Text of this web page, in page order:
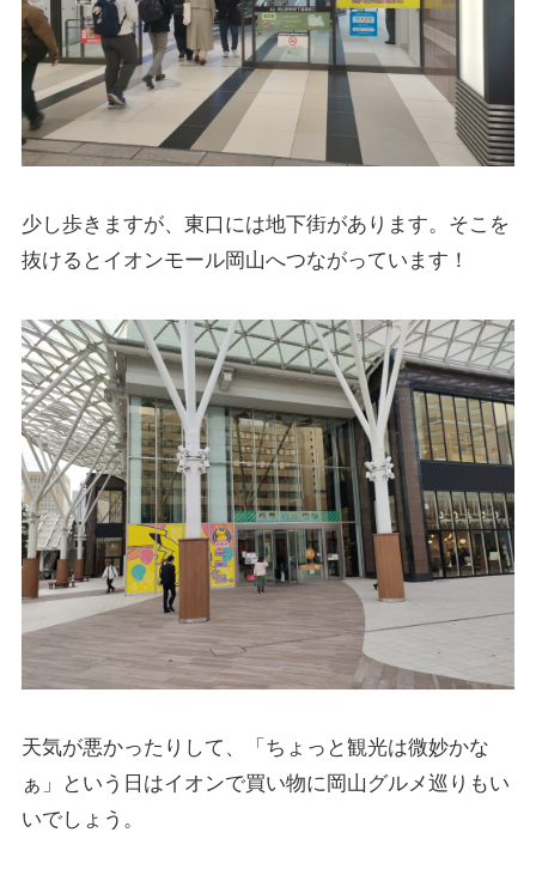
少し歩きますが、東口には地下街があります。そこを
抜けるとイオンモール岡山へつながっています！
天気が悪かったりして、「ちょっと観光は微妙かな
ぁ」という日はイオンで買い物に岡山グルメ巡りもい
いでしょう。